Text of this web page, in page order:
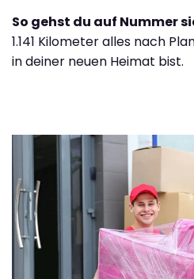
So gehst du auf Nummer
1.141 Kilometer alles nach
in deiner neuen Heimat bist.